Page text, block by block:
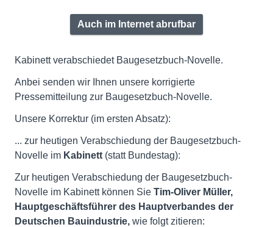
Auch im Internet abrufbar
Kabinett verabschiedet Baugesetzbuch-Novelle.
Anbei senden wir Ihnen unsere korrigierte
Pressemitteilung zur Baugesetzbuch-Novelle.
Unsere Korrektur (im ersten Absatz):
... zur heutigen Verabschiedung der Baugesetzbuch-
Novelle im Kabinett (statt Bundestag):
Zur heutigen Verabschiedung der Baugesetzbuch-
Novelle im Kabinett können Sie Tim-Oliver Müller,
Hauptgeschäftsführer des Hauptverbandes der
Deutschen Bauindustrie, wie folgt zitieren: